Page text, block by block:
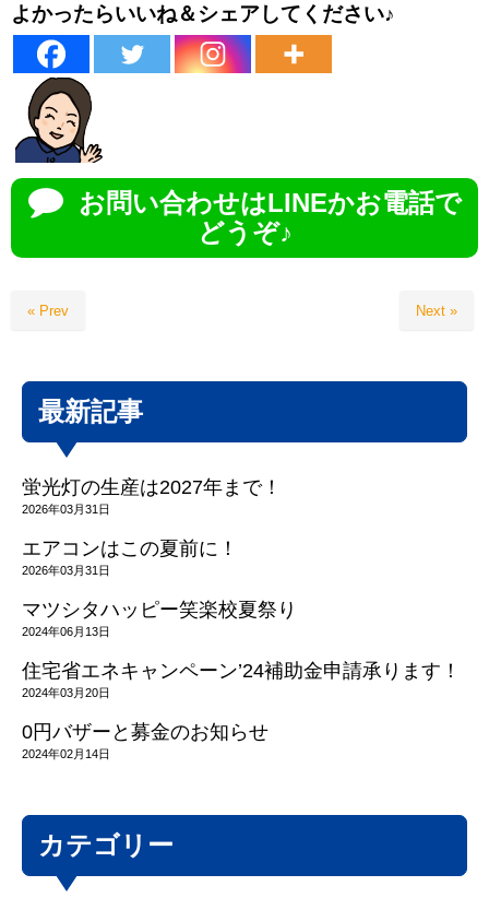
よかったらいいね＆シェアしてください♪
お問い合わせはLINEかお電話で
どうぞ♪
« Prev Next »
最新記事
蛍光灯の生産は2027年まで！
2026年03月31日
エアコンはこの夏前に！
2026年03月31日
マツシタハッピー笑楽校夏祭り
2024年06月13日
住宅省エネキャンペーン’24補助金申請承ります！
2024年03月20日
0円バザーと募金のお知らせ
2024年02月14日
カテゴリー